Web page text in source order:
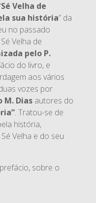
Sé Velha de
sua história” da
no passado
Velha de
pelo P.
do livro, e
aos vários
vozes por
M. Diasautores do
. Tratou-se de
história,
Velha e do seu
sobre o